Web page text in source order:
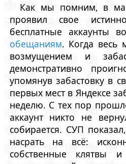
Как мы помним, в
проявил свое
бесплатные аккаунты
обещаниям. Когда весь
возмущением и
демонстративно
упомянув забастовку в
первых мест в Яндексе
неделю. С тех пор
аккаунт никто не
собирается. СУП
насрать на всё:
собственные клятвы